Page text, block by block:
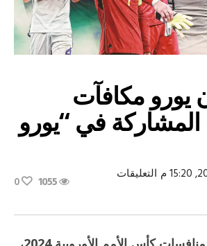
يورو مكافآت
المشاركة في “يورو
التعليقاتعلى
مكافآت
المشاركة
1055
0